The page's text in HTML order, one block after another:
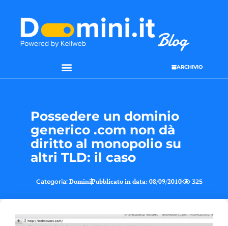
ARCHIVIO
Possedere un dominio
generico .com non dà
diritto al monopolio su
altri TLD: il caso
Categoria: DominiPubblicato in data: 08/09/2010 325